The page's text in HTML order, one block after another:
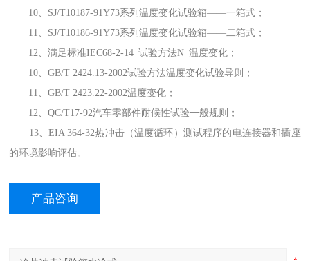
10、SJ/T10187-91Y73系列温度变化试验箱——一箱式；
11、SJ/T10186-91Y73系列温度变化试验箱——二箱式；
12、满足标准IEC68-2-14_试验方法N_温度变化；
10、GB/T 2424.13-2002试验方法温度变化试验导则；
11、GB/T 2423.22-2002温度变化；
12、QC/T17-92汽车零部件耐候性试验一般规则；
13、EIA 364-32热冲击（温度循环）测试程序的电连接器和插座
的环境影响评估。
产品咨询